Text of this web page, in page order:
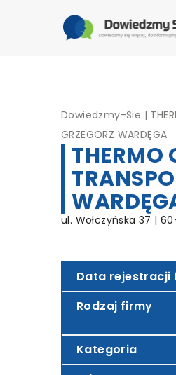
Dowiedzmy-Sie |
GRZEGORZ WARDĘGA
THERMO
ul. Wołczyńska 37 |
Data rejestracji
Rodzaj firmy
Kategoria